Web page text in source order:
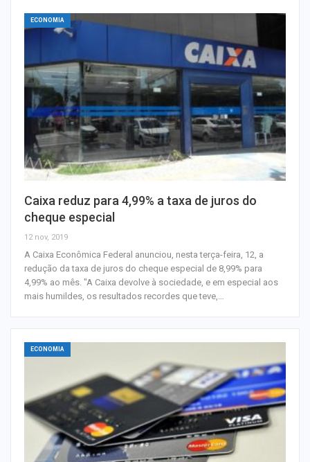
ECONOMIA
Caixa reduz para 4,99% a taxa de juros do
cheque especial
12 nov, 2019
A Caixa Econômica Federal anunciou, nesta terça-feira, 12, a
redução da taxa de juros do cheque especial de 8,99% para
4,99% ao mês. "A Caixa devolve à sociedade, e em especial aos
mais humildes, os resultados recordes que teve,…
ECONOMIA